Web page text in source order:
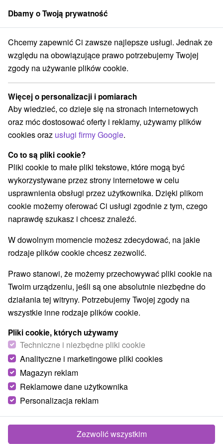
członek grupySorger
Priváty Západné Slovensko Trnavský kraj Piešťany
Priváty Piešťany
Kategorie
Wszystkie kategorie
Hotele na Slovacji(10)
Apartmány(3) Penzióny(1) Priváty
Wybierz lokalizację lub datę
WSZYSTKO NAJTAŃSZE NAJDROŻSZE NA
U babky Piešťany
Piešťany
Trojposchodové ubytovacie zariadenie v blízkosti centra
Dbamy o Twoją prywatność
Chcemy zapewnić Ci zawsze najlepsze usługi. Jednak ze
względu na obowiązujące prawo potrzebujemy Twojej
zgody na używanie plików cookie.
Więcej o personalizacji i pomiarach
Aby wiedzieć, co dzieje się na stronach internetowych
oraz móc dostosować oferty i reklamy, używamy plików
cookies oraz usługi firmy Google.
Co to są pliki cookie?
Pliki cookie to małe pliki tekstowe, które mogą być
wykorzystywane przez strony internetowe w celu
usprawnienia obsługi przez użytkownika. Dzięki plikom
cookie możemy oferować Ci usługi zgodnie z tym, czego
naprawdę szukasz i chcesz znaleźć.
W dowolnym momencie możesz zdecydować, na jakie
rodzaje plików cookie chcesz zezwolić.
Prawo stanowi, że możemy przechowywać pliki cookie na
Twoim urządzeniu, jeśli są one absolutnie niezbędne do
działania tej witryny. Potrzebujemy Twojej zgody na
wszystkie inne rodzaje plików cookie.
Pliki cookie, których używamy
Techniczne i niezbędne pliki cookie
Analityczne i marketingowe pliki cookies
Magazyn reklam
Reklamowe dane użytkownika
Personalizacja reklam
Zezwolić wszystkim